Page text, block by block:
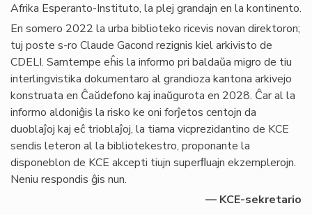
Afrika Esperanto-Instituto, la plej grandajn en la kontinento.
En somero 2022 la urba biblioteko ricevis novan direktoron;
tuj poste s-ro Claude Gacond rezignis kiel arkivisto de
CDELI. Samtempe eĥis la informo pri baldaŭa migro de tiu
interlingvistika dokumentaro al grandioza kantona arkivejo
konstruata en Ĉaŭdefono kaj inaŭgurota en 2028. Ĉar al la
informo aldoniĝis la risko ke oni forĵetos centojn da
duoblaĵoj kaj eĉ trioblaĵoj, la tiama vicprezidantino de KCE
sendis leteron al la bibliotekestro, proponante la
disponeblon de KCE akcepti tiujn superﬂuajn ekzemplerojn.
Neniu respondis ĝis nun.
— KCE-sekretario